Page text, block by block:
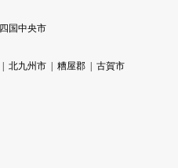
四国中央市
北九州市 糟屋郡
古賀市